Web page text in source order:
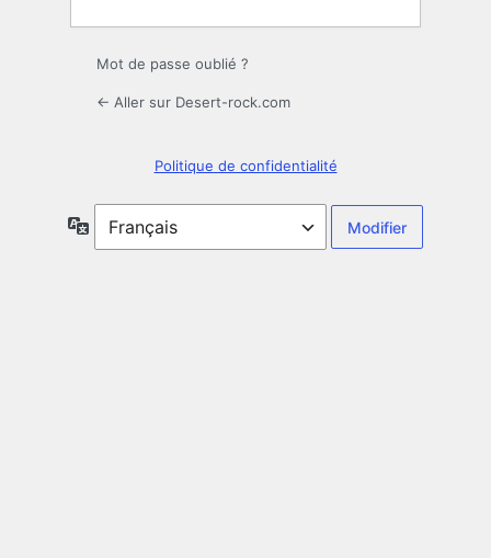
Mot de passe oublié ?
← Aller sur Desert-rock.com
Politique de confidentialité
Langue